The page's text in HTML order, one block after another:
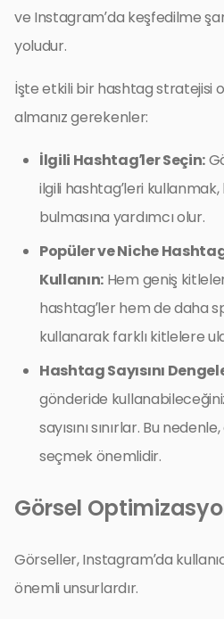
ve Instagram’da keşfedilme
yoludur.
İşte etkili bir hashtag stratejisi
almanız gerekenler:
İlgili Hashtag’ler Seçin:
ilgili hashtag’leri
bulmasına yardımcı olur.
Popüler ve Niche
Kullanın: Hem geniş
hashtag’ler hem de daha
kullanarak farklı kitlelere
Hashtag Sayısını
gönderide
sayısını sınırlar. Bu
seçmek önemlidir.
Görsel
Görseller, Instagram’da
önemli unsurlardır.